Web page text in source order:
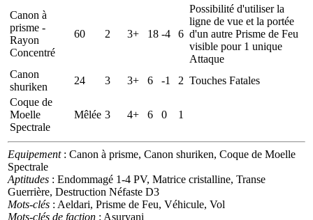
Canon à
prisme -
Rayon
Concentré
60 2 3+ 18 -4 6
Possibilité d'utiliser la
ligne de vue et la portée
d'un autre Prisme de Feu
visible pour 1 unique
Attaque
Canon
shuriken
24 3 3+ 6 -1 2 Touches Fatales
Coque de
Moelle
Spectrale
Mêlée 3 4+ 6 0 1
Equipement: Canon à prisme, Canon shuriken, Coque de Moelle
Spectrale
Aptitudes : Endommagé 1-4 PV, Matrice cristalline, Transe
Guerrière, Destruction Néfaste D3
Mots-clés : Aeldari, Prisme de Feu, Véhicule, Vol
Mots-clés de faction : Asuryani